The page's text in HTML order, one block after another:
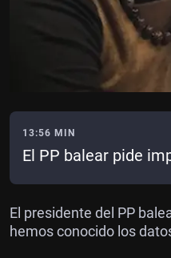
13:56 MIN
El PP balear pide
El presidente del PP
hemos conocido los